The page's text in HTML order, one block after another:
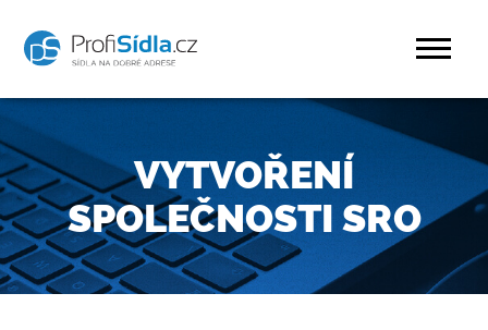
VYTVOŘENÍ
SPOLEČNOSTI SRO